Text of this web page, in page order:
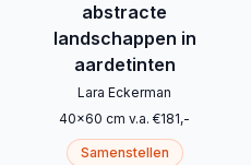
abstracte
landschappen in
aardetinten
Lara Eckerman
40x60 cm v.a. €181,-
Samenstellen